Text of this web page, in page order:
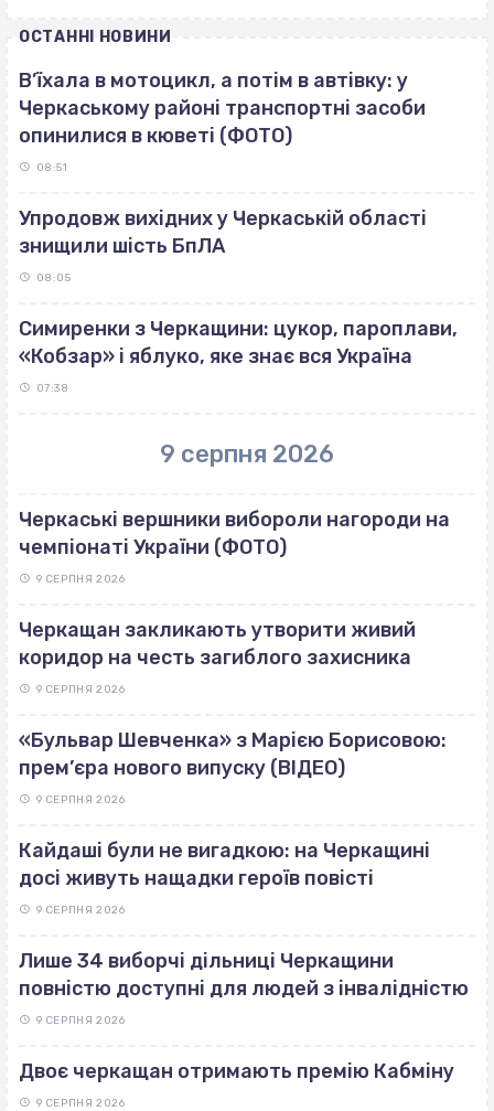
ОСТАННІ НОВИНИ
В’їхала в мотоцикл, а потім в автівку: у
Черкаському районі транспортні засоби
опинилися в кюветі (ФОТО)
08:51
Упродовж вихідних у Черкаській області
знищили шість БпЛА
08:05
Симиренки з Черкащини: цукор, пароплави,
«Кобзар» і яблуко, яке знає вся Україна
07:38
9 серпня 2026
Черкаські вершники вибороли нагороди на
чемпіонаті України (ФОТО)
9 СЕРПНЯ 2026
Черкащан закликають утворити живий
коридор на честь загиблого захисника
9 СЕРПНЯ 2026
«Бульвар Шевченка» з Марією Борисовою:
прем’єра нового випуску (ВІДЕО)
9 СЕРПНЯ 2026
Кайдаші були не вигадкою: на Черкащині
досі живуть нащадки героїв повісті
9 СЕРПНЯ 2026
Лише 34 виборчі дільниці Черкащини
повністю доступні для людей з інвалідністю
9 СЕРПНЯ 2026
Двоє черкащан отримають премію Кабміну
9 СЕРПНЯ 2026